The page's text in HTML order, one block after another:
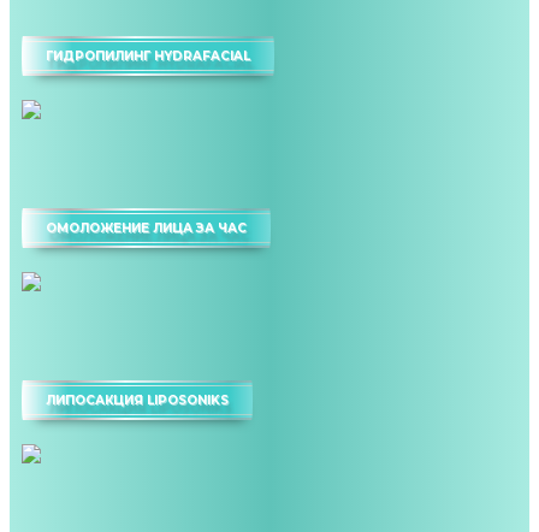
ГИДРОПИЛИНГ HYDRAFACIAL
ОМОЛОЖЕНИЕ ЛИЦА ЗА ЧАС
ЛИПОСАКЦИЯ LIPOSONIKS